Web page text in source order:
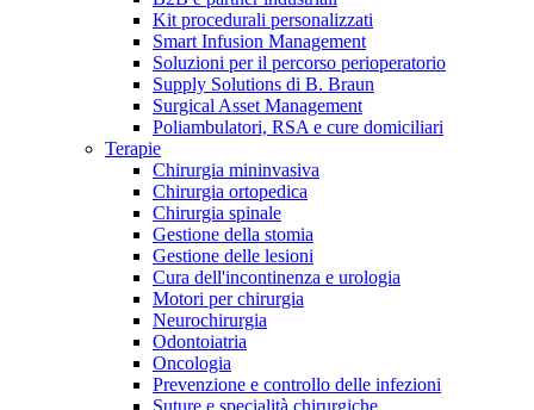
Catalogo prodotti
Trova il prodotto che stai cercando. Visita il catalogo B.
Kit procedurali personalizzati
Smart Infusion Management
Soluzioni per il percorso perioperatorio
Supply Solutions di B. Braun
Surgical Asset Management
Poliambulatori, RSA e cure domiciliari
Terapie
Chirurgia mininvasiva
Chirurgia ortopedica
Chirurgia spinale
Gestione della stomia
Gestione delle lesioni
Cura dell'incontinenza e urologia
Motori per chirurgia
Neurochirurgia
Odontoiatria
Oncologia
Prevenzione e controllo delle infezioni
Suture e specialità chirurgiche